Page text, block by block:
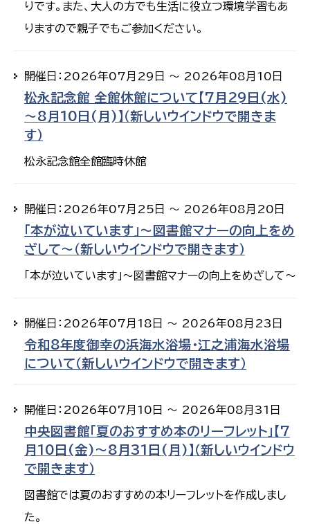
りです。また、大人の方でも生活に役立つ環境学習もあ
りますので親子でもご参加ください。
開催日：2026年07月29日 ～ 2026年08月10日
松永記念館 全館休館について【7月29日(水)
～8月10日(月)】（新しいウインドウで開きま
す）
松永記念館全館臨時休館
開催日：2026年07月25日 ～ 2026年08月20日
「本が泣いています」～図書館マナーの向上をめ
ざして～（新しいウインドウで開きます）
「本が泣いています」～図書館マナーの向上をめざして～
開催日：2026年07月18日 ～ 2026年08月23日
令和8年度御幸の浜海水浴場・江之浦海水浴場
について（新しいウインドウで開きます）
開催日：2026年07月10日 ～ 2026年08月31日
中央図書館「夏のおすすめ本のリーフレット」【7
月10日(金)～8月31日(月)】（新しいウインドウ
で開きます）
図書館では夏のおすすめの本リーフレットを作成しまし
た。